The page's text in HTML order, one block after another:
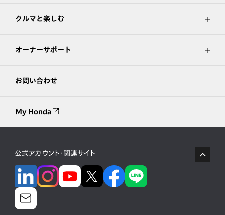
クルマと楽しむ
オーナーサポート
お問い合わせ
My Honda
公式アカウント・関連サイト